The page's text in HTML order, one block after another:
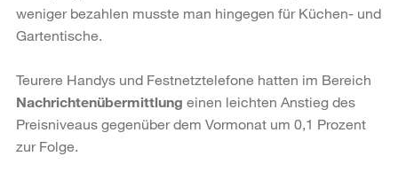
weniger bezahlen musste man hingegen für Küchen- und
Gartentische.
Teurere Handys und Festnetztelefone hatten im Bereich
Nachrichtenübermittlung einen leichten Anstieg des
Preisniveaus gegenüber dem Vormonat um 0,1 Prozent
zur Folge.